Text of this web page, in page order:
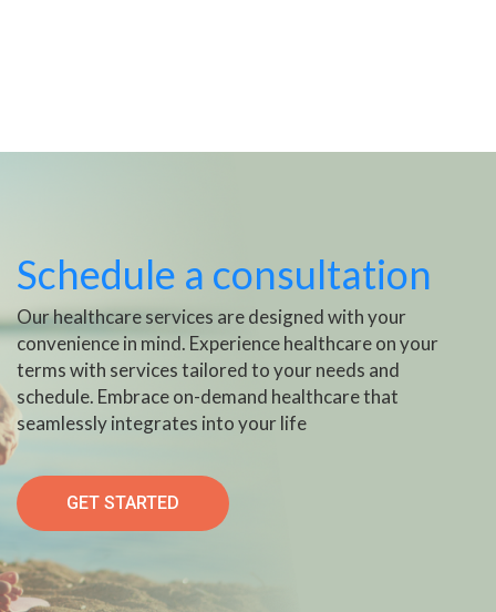
Schedule a consultation
Our healthcare services are designed with your
convenience in mind. Experience healthcare on your
terms with services tailored to your needs and
schedule. Embrace on-demand healthcare that
seamlessly integrates into your life
GET STARTED